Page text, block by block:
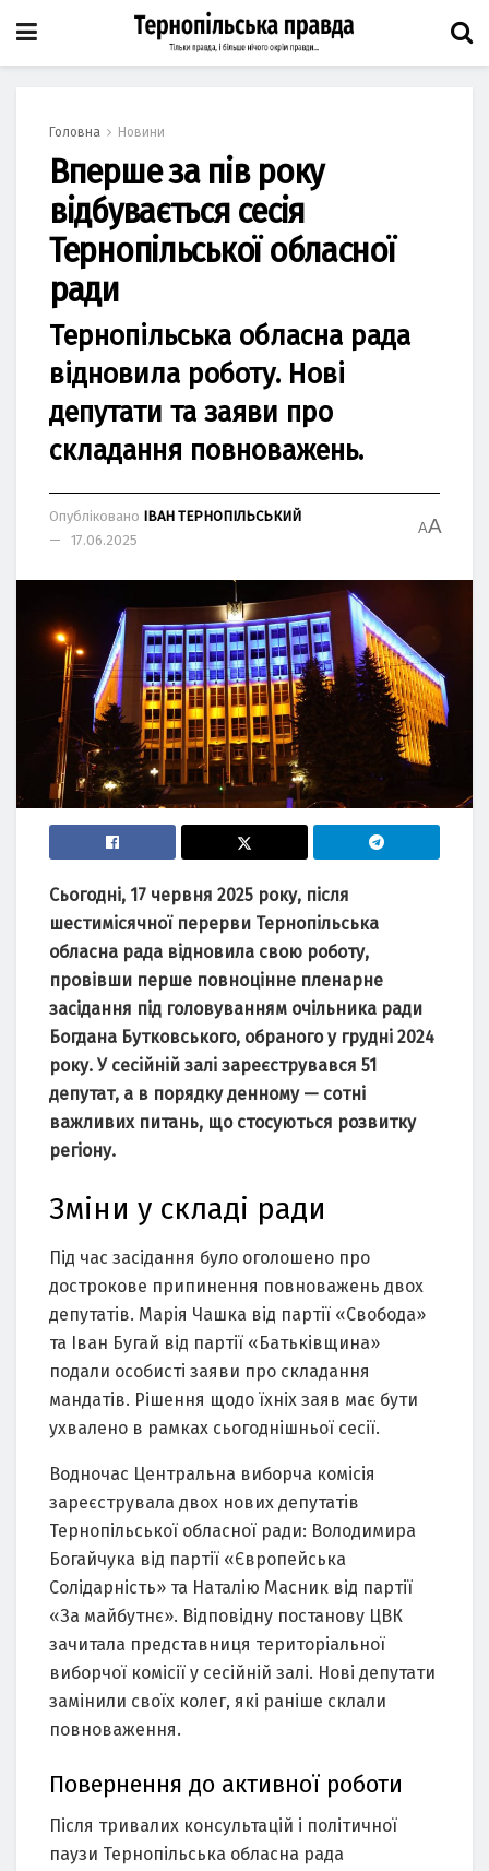
Головна Новини
Вперше за пів року
відбувається сесія
Тернопільської обласної
ради
Тернопільська обласна рада
відновила роботу. Нові
депутати та заяви про
складання повноважень.
Опубліковано ІВАН ТЕРНОПІЛЬСЬКИЙ
17.06.2025
AA
Сьогодні, 17 червня 2025 року, після
шестимісячної перерви Тернопільська
обласна рада відновила свою роботу,
провівши перше повноцінне пленарне
засідання під головуванням очільника ради
Богдана Бутковського, обраного у грудні 2024
року. У сесійній залі зареєструвався 51
депутат, а в порядку денному — сотні
важливих питань, що стосуються розвитку
регіону.
Зміни у складі ради
Під час засідання було оголошено про
дострокове припинення повноважень двох
депутатів. Марія Чашка від партії «Свобода»
та Іван Бугай від партії «Батьківщина»
подали особисті заяви про складання
мандатів. Рішення щодо їхніх заяв має бути
ухвалено в рамках сьогоднішньої сесії.
Водночас Центральна виборча комісія
зареєструвала двох нових депутатів
Тернопільської обласної ради: Володимира
Богайчука від партії «Європейська
Солідарність» та Наталію Масник від партії
«За майбутнє». Відповідну постанову ЦВК
зачитала представниця територіальної
виборчої комісії у сесійній залі. Нові депутати
замінили своїх колег, які раніше склали
повноваження.
Повернення до активної роботи
Після тривалих консультацій і політичної
паузи Тернопільська обласна рада